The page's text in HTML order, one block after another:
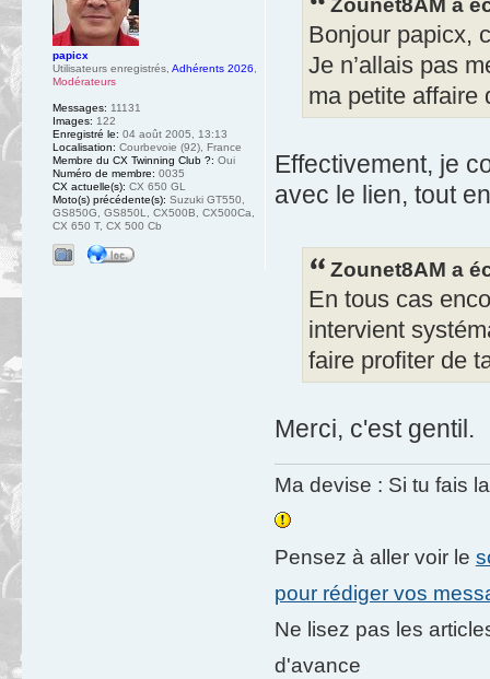
Bonjour papicx,
Je n’allais pas
ma petite affaire
Effectivement, je
avec le lien, tout
Zounet8AM a
En tous cas
intervient
faire profiter de
Merci, c'est gentil.
Ma devise : Si tu fais
Pensez à aller voir le
pour rédiger vos
Ne lisez pas les
d'avance
papicx
Utilisateurs enregistrés Adhérents 2026
Modérateurs
Messages: 11131
Images: 122
Enregistré le: 04 août 2005, 13:13
Localisation: Courbevoie (92), France
Membre du CX Twinning Club ?: Oui
Numéro de membre: 0035
CX actuelle(s): CX 650 GL
Moto(s) précédente(s): Suzuki GT550,
GS850G, GS850L, CX500B, CX500Ca,
CX 650 T, CX 500 Cb